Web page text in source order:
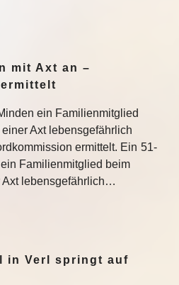
mit Axt an –
ein Familienmitglied
Axt lebensgefährlich
ermittelt. Ein 51-
Familienmitglied beim
Axt lebensgefährlich…
in Verl springt auf